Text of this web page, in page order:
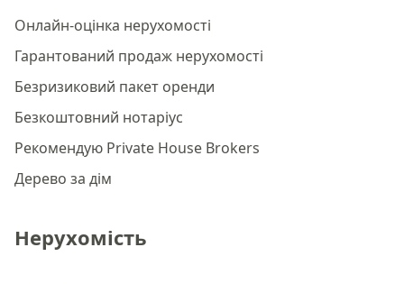
Онлайн-оцінка нерухомості
Гарантований продаж нерухомості
Безризиковий пакет оренди
Безкоштовний нотаріус
Рекомендую Private House Brokers
Дерево за дім
Нерухомість